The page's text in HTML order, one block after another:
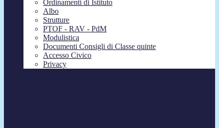
Ordinamenti di Istituto
Albo
Strutture
PTOF - RAV - PdM
Modulistica
Documenti Consigli di Classe quinte
Accesso Civico
Privacy